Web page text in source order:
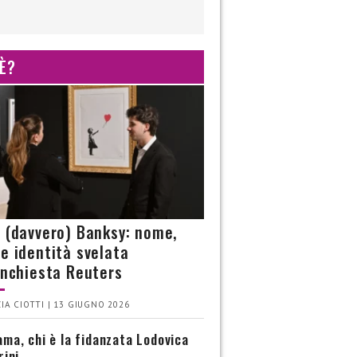
(davvero) Banksy: nome,
identità svelata
Reuters
CIOTTI | 13 GIUGNO 2026
chi è la fidanzata Lodovica